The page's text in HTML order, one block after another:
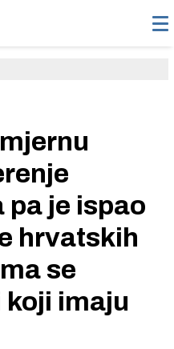
pa je ispao
hrvatskih
se
koji imaju